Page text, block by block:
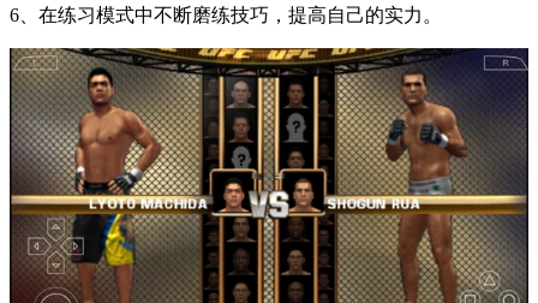
6、在练习模式中不断磨练技巧，提高自己的实力。